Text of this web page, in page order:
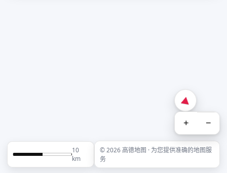
+ −
10
km
© 2026 高德地图 · 为您提供准确的地图服
务